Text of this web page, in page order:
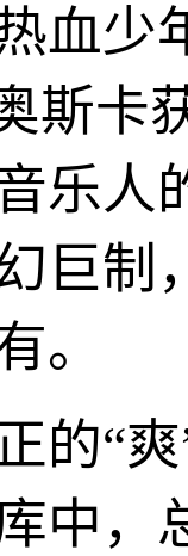
血少
斯卡
乐人
巨制
。
的“
中，